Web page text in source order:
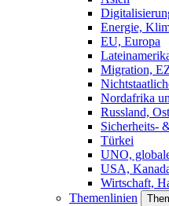
Energie,
EU, Europa
Migration,
Nordafrika
Russland,
Sicherheits-
Türkei
UNO,
USA,
Wirtschaft,
Themenlinien